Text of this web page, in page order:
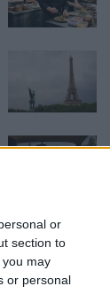
or
section to
may
or personal